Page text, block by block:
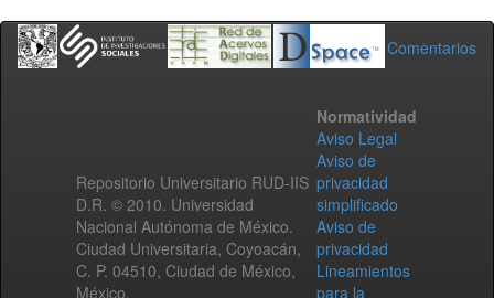
Comentarios
Repositorio Universitario RUD-IIS
D.R. © 2010. Universidad
Nacional Autónoma de México.
Ciudad Universitaria, Coyoacán,
C. P. 04510, Ciudad de México,
México.
Normatividad
Aviso Legal
Aviso de
privacidad
simplificado
Aviso de
privacidad
Lineamientos
para la